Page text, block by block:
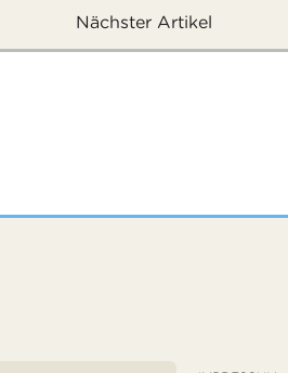
Nächster Artikel